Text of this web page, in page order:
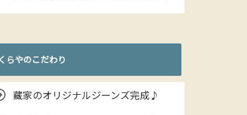
くらやのこだわり
藏家のオリジナルジーンズ完成♪